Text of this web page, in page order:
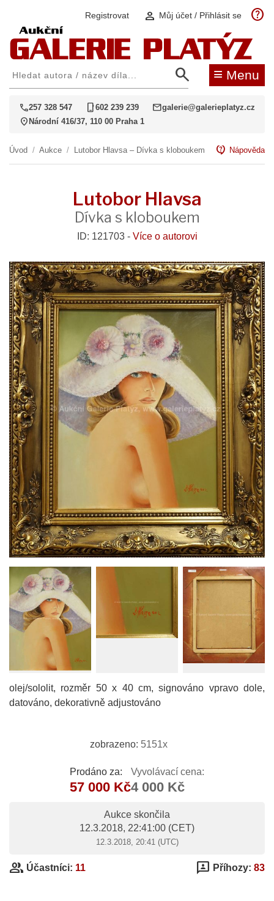
Registrovat person Můj účet / Přihlásit se help
search ≡ Menu
call257 328 547 phone_iphone602 239 239 mailgalerie@galerieplatyz.cz
location_on Národní 416/37, 110 00 Praha 1
Úvod / Aukce / Lutobor Hlavsa – Dívka s kloboukem contact_support Nápověda
Lutobor Hlavsa
Dívka s kloboukem
ID: 121703 - Více o autorovi
olej/sololit, rozměr 50 x 40 cm, signováno vpravo dole,
datováno, dekorativně adjustováno
zobrazeno: 5151x
Prodáno za:
57 000 Kč
Vyvolávací cena:
4 000 Kč
Aukce skončila
12.3.2018, 22:41:00 (CET)
12.3.2018, 20:41 (UTC)
group Účastníci: 11 3p Příhozy: 83